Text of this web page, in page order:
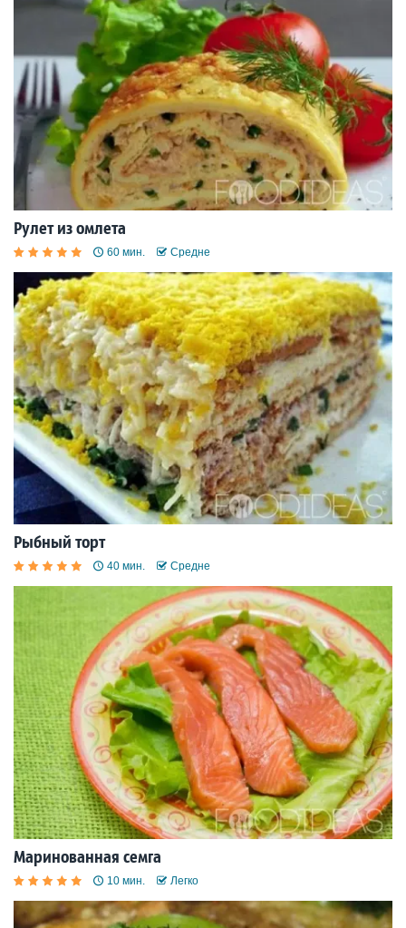
Рулет из омлета
60 мин. Средне
Рыбный торт
40 мин. Средне
Маринованная семга
10 мин. Легко